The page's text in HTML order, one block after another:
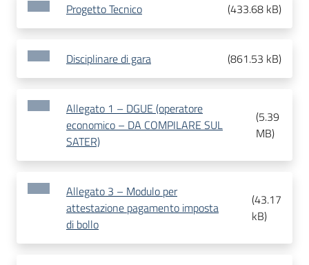
Progetto Tecnico (433.68 kB)
Disciplinare di gara (861.53 kB)
Allegato 1 – DGUE (operatore
economico – DA COMPILARE SUL
SATER)
(5.39
MB)
Allegato 3 – Modulo per
attestazione pagamento imposta
di bollo
(43.17
kB)